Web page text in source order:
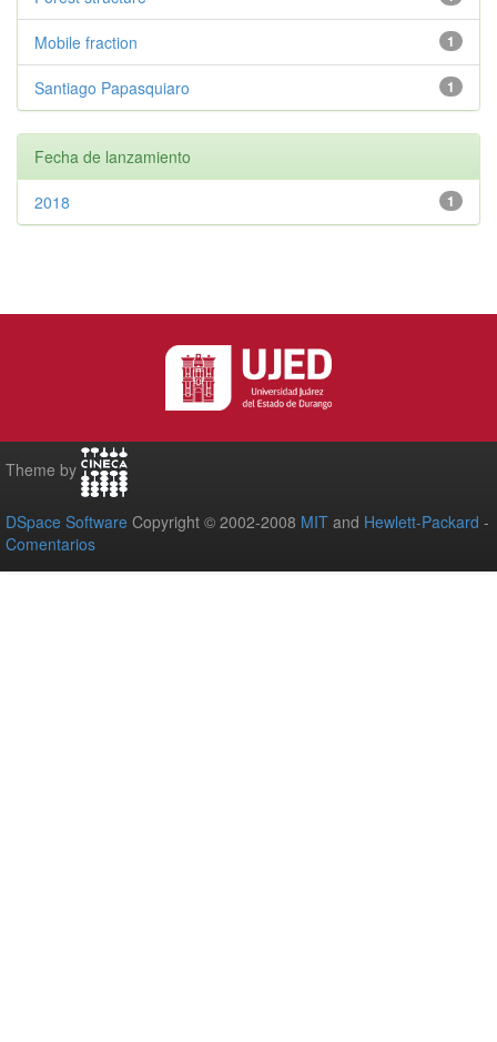
1
Mobile fraction
1
Santiago Papasquiaro
Fecha de lanzamiento
1
2018
Theme by
DSpace Software Copyright © 2002-2008 MIT and Hewlett-Packard -
Comentarios